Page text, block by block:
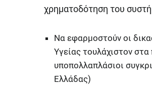
χρηματοδότηση του
Να εφαρμοστούν οι
Υγείας τουλάχιστον
υποπολλαπλάσιοι
Ελλάδας)